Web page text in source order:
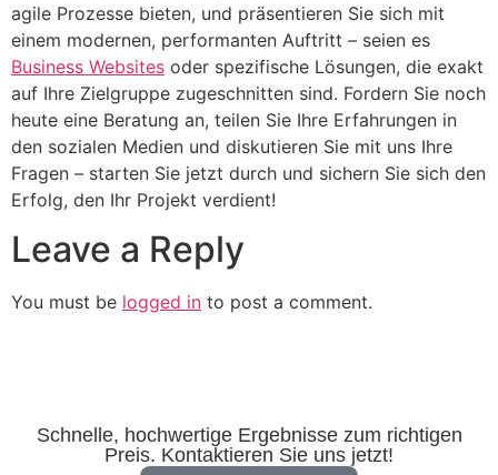
agile Prozesse bieten, und präsentieren Sie sich mit
einem modernen, performanten Auftritt – seien es
Business Websites oder spezifische Lösungen, die exakt
auf Ihre Zielgruppe zugeschnitten sind. Fordern Sie noch
heute eine Beratung an, teilen Sie Ihre Erfahrungen in
den sozialen Medien und diskutieren Sie mit uns Ihre
Fragen – starten Sie jetzt durch und sichern Sie sich den
Erfolg, den Ihr Projekt verdient!
Leave a Reply
You must be logged in to post a comment.
Schnelle, hochwertige Ergebnisse zum richtigen
Preis. Kontaktieren Sie uns jetzt!